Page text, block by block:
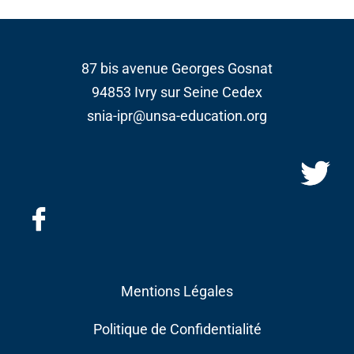
87 bis avenue Georges Gosnat
94853 Ivry sur Seine Cedex
snia-ipr@unsa-education.org
Mentions Légales
Politique de Confidentialité